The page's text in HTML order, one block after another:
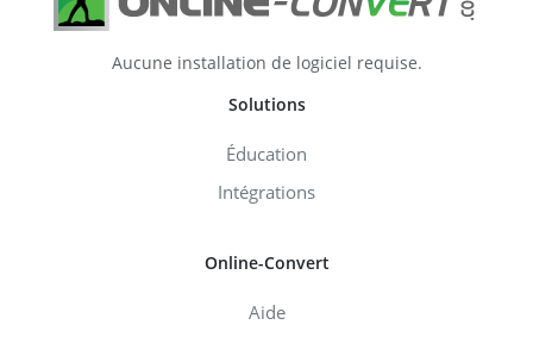
Aucune installation de logiciel requise.
Solutions
Éducation
Intégrations
Online-Convert
Aide